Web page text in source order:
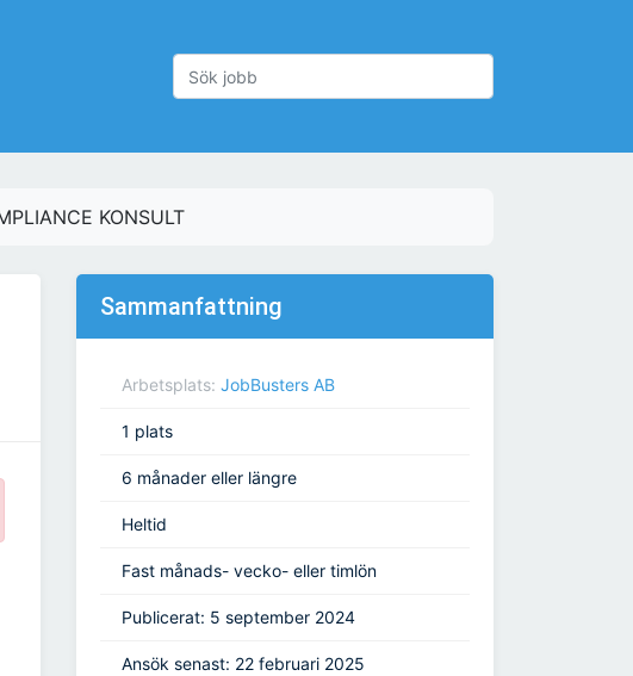
KONSULT
Sammanfattning
Arbetsplats: JobBusters AB
1 plats
6 månader eller längre
Heltid
Fast månads- vecko- eller timlön
Publicerat: 5 september 2024
Ansök senast: 22 februari 2025